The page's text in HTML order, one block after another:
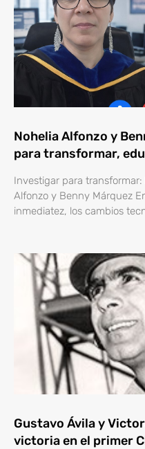
Nohelia Alfonzo y
para transformar,
Investigar para
Alfonzo y Benny Márquez
inmediatez, los cambios
Gustavo Ávila y
victoria en el primer